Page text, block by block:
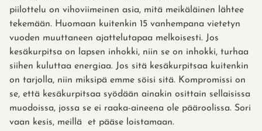
piilottelu on vihoviimeinen asia, mitä meikäläinen lähtee
tekemään. Huomaan kuitenkin 15 vanhempana vietetyn
vuoden muuttaneen ajattelutapaa melkoisesti. Jos
kesäkurpitsa on lapsen inhokki, niin se on inhokki, turhaa
siihen kuluttaa energiaa. Jos sitä kesäkurpitsaa kuitenkin
on tarjolla, niin miksipä emme söisi sitä. Kompromissi on
se, että kesäkurpitsaa syödään ainakin osittain sellaisissa
muodoissa, jossa se ei raaka-aineena ole pääroolissa. Sori
vaan kesis, meillä et pääse loistamaan.